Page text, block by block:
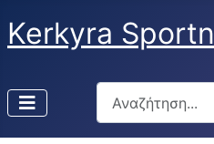
Kerkyra
Αναζήτηση
Type 2 or more